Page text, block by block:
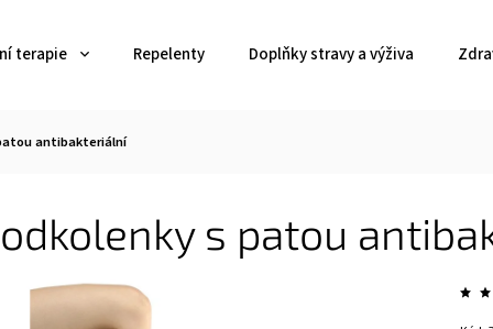
terapie Repelenty Doplňky stravy a výživa
antibakteriální
s patou